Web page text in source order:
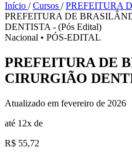
Início / Cursos / PREFEITURA
PREFEITURA DE
DENTISTA - (Pós Edital)
Nacional • PÓS-EDITAL
PREFEITURA DE
CIRURGIÃO
Atualizado em fevereiro de 2026
até 12x de
R$ 55,72